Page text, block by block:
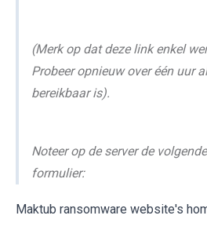
(Merk op dat deze link enkel
Probeer opnieuw over één uur
bereikbaar is).
Noteer op de server de
formulier:
Maktub ransomware website's